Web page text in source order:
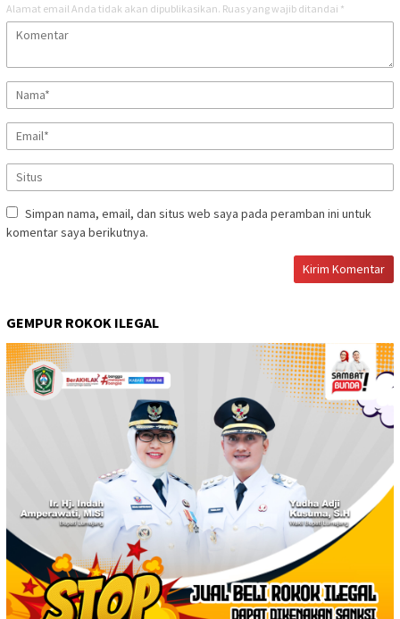
Alamat email Anda tidak akan dipublikasikan. Ruas yang wajib ditandai *
Simpan nama, email, dan situs web saya pada peramban ini untuk
komentar saya berikutnya.
GEMPUR ROKOK ILEGAL